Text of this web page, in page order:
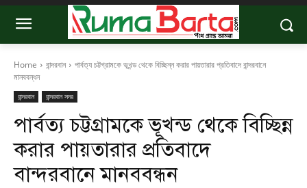
Home বান্দরবান
পার্বত্য চট্টগ্রামকে ভূখন্ড থেকে বিচ্ছিন্ন করার পায়তারার প্রতিবাদে বান্দরবানে
মানববন্ধন
বান্দরবান বান্দরবান সদর
পার্বত্য চট্টগ্রামকে ভূখন্ড থেকে বিচ্ছিন্ন
করার পায়তারার প্রতিবাদে
বান্দরবানে মানববন্ধন